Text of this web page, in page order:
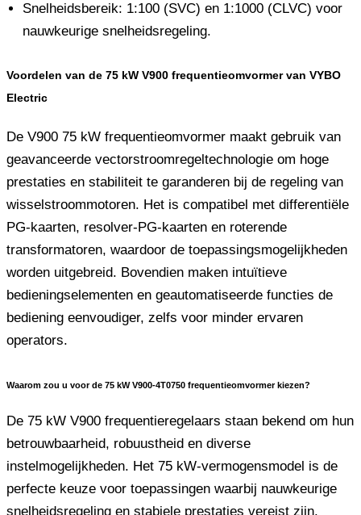
Snelheidsbereik: 1:100 (SVC) en 1:1000 (CLVC) voor
nauwkeurige snelheidsregeling.
Voordelen van de 75 kW V900 frequentieomvormer van VYBO
Electric
De V900 75 kW frequentieomvormer maakt gebruik van
geavanceerde vectorstroomregeltechnologie om hoge
prestaties en stabiliteit te garanderen bij de regeling van
wisselstroommotoren. Het is compatibel met differentiële
PG-kaarten, resolver-PG-kaarten en roterende
transformatoren, waardoor de toepassingsmogelijkheden
worden uitgebreid. Bovendien maken intuïtieve
bedieningselementen en geautomatiseerde functies de
bediening eenvoudiger, zelfs voor minder ervaren
operators.
Waarom zou u voor de 75 kW V900-4T0750 frequentieomvormer kiezen?
De 75 kW V900 frequentieregelaars staan ​​bekend om hun
betrouwbaarheid, robuustheid en diverse
instelmogelijkheden. Het 75 kW-vermogensmodel is de
perfecte keuze voor toepassingen waarbij nauwkeurige
snelheidsregeling en stabiele prestaties vereist zijn.